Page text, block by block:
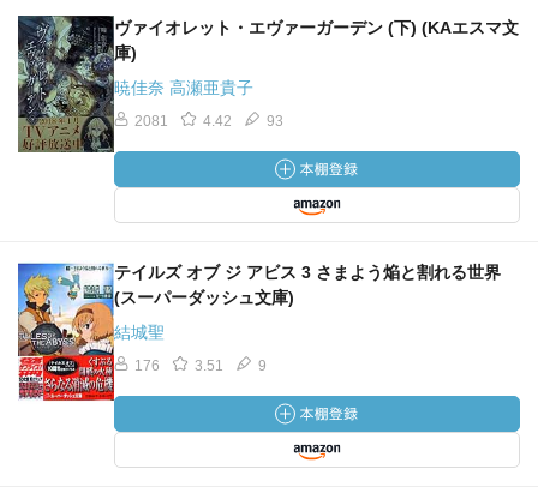
ヴァイオレット・エヴァーガーデン (下) (KAエスマ文
庫)
暁佳奈 高瀬亜貴子
2081 4.42 93
テイルズ オブ ジ アビス 3 さまよう焔と割れる世界
(スーパーダッシュ文庫)
結城聖
176 3.51 9